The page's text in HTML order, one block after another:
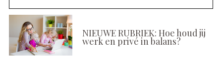
NIEUWE RUBRIEK: Hoe houd jij
werk en privé in balans?